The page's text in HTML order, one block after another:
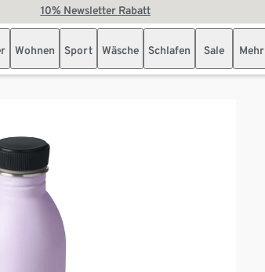
10% Newsletter Rabatt
Wohnen Sport Wäsche Schlafen Sale Mehr